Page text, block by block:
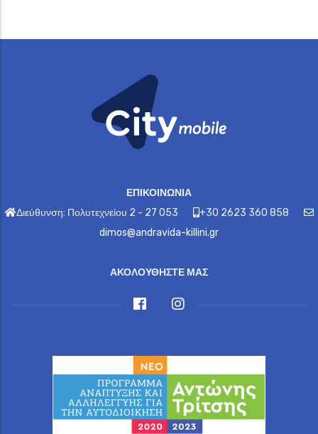
ΕΠΙΚΟΙΝΩΝΙΑ
Διεύθυνση: Πολυτεχνείου 2 - 27 053
+30 2623 360 858
dimos@andravida-killini.gr
ΑΚΟΛΟΥΘΗΣΤΕ ΜΑΣ